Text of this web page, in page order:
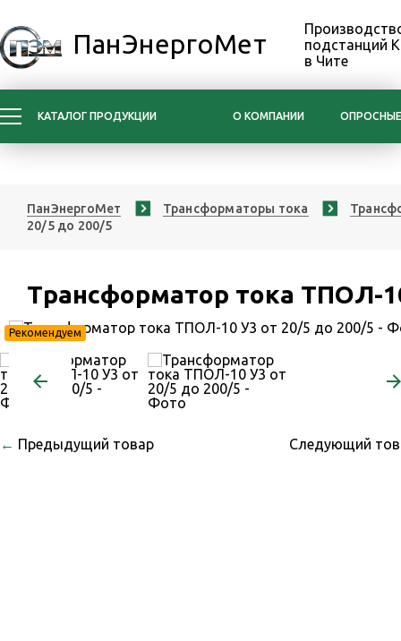
ПанЭнергоМет
подстанций
в Чите
КАТАЛОГ ПРОДУКЦИИ О КОМПАНИИ
ПанЭнергоМет Трансформаторы тока
20/5 до 200/5
Трансформатор тока ТПОЛ-
Рекомендуем
← Предыдущий товар Следующий